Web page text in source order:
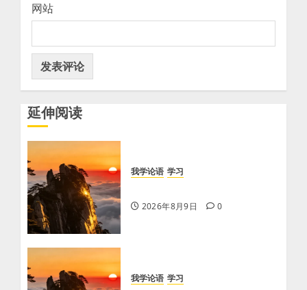
网站
延伸阅读
我学论语 学习
2026年8月9日 0
我学论语 学习